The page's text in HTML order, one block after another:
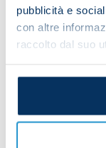
pubblicità e
con altre
raccolto dal suo
Pierluigi Gollini
right hand.
Share the